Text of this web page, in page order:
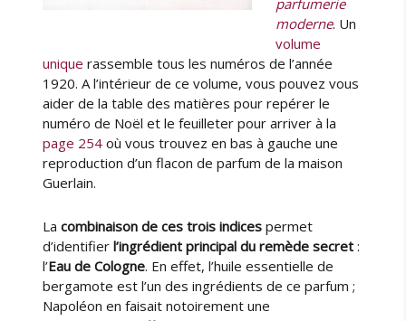
moderne. Un
volume
unique rassemble tous les numéros de l’année
1920. A l’intérieur de ce volume, vous pouvez vous
aider de la table des matières pour repérer le
numéro de Noël et le feuilleter pour arriver à la
page 254 où vous trouvez en bas à gauche une
reproduction d’un flacon de parfum de la maison
Guerlain.
Lacombinaison de ces trois indices permet
d’identifierl’ingrédient principal du remède secret :
l’Eau de Cologne. En effet, l’huile essentielle de
bergamote est l’un des ingrédients de ce parfum ;
Napoléon en faisait notoirement une